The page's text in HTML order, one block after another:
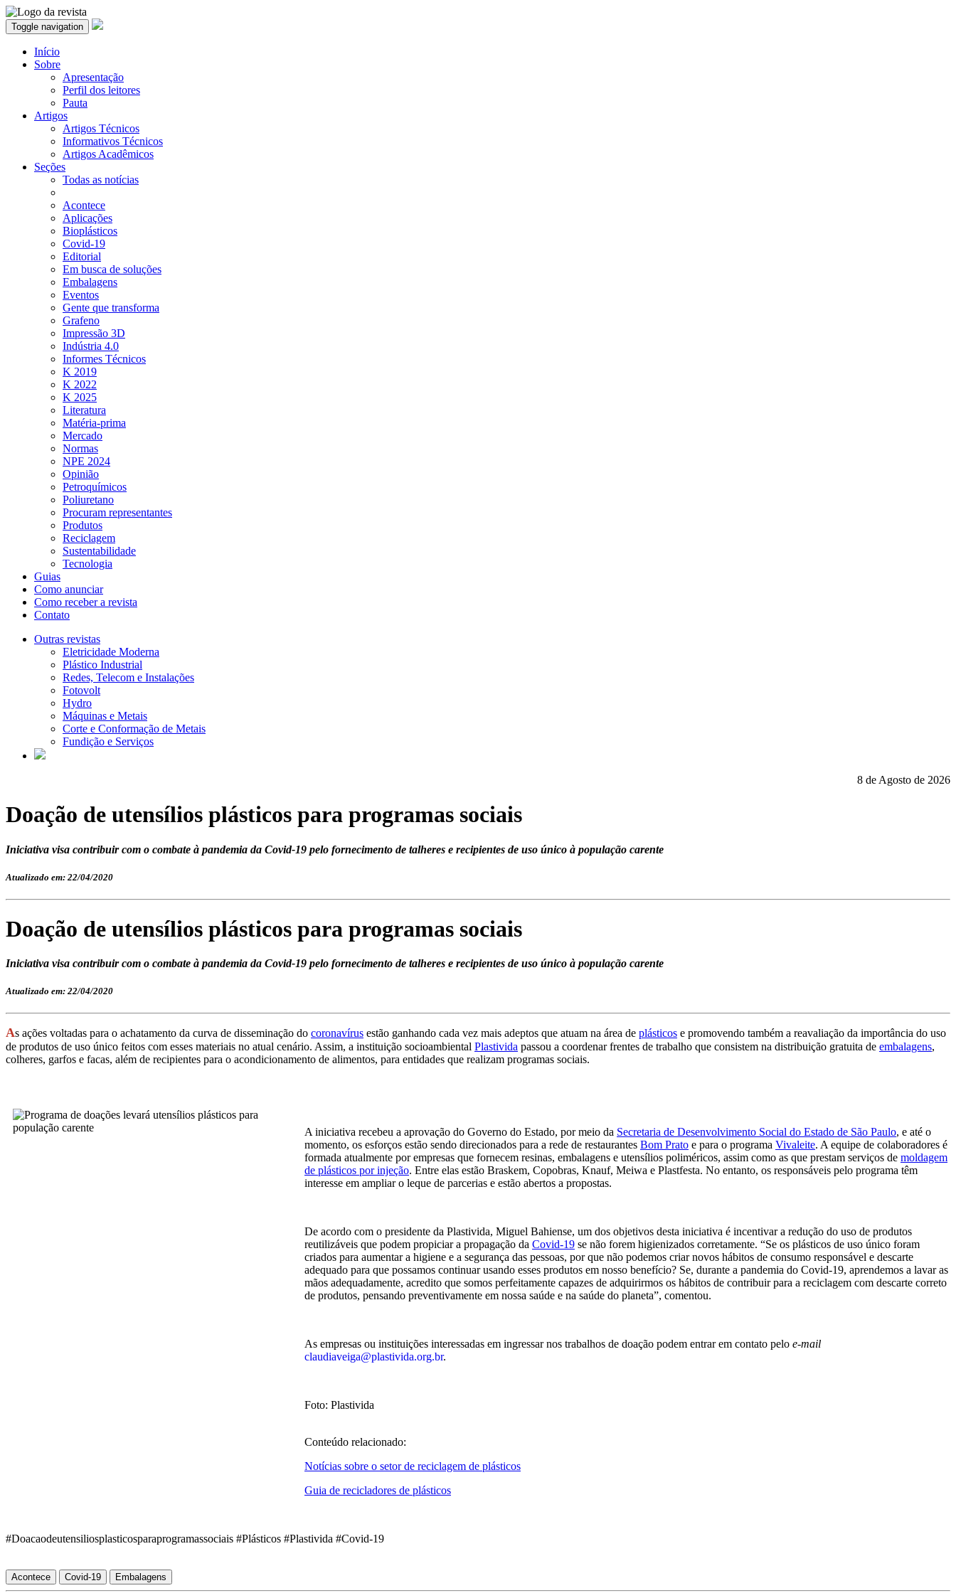
Toggle navigation
Início
Sobre
Apresentação
Perfil dos leitores
Pauta
Artigos
Artigos Técnicos
Informativos Técnicos
Artigos Acadêmicos
Seções
Todas as notícias
Acontece
Aplicações
Bioplásticos
Covid-19
Editorial
Em busca de soluções
Embalagens
Eventos
Gente que transforma
Grafeno
Impressão 3D
Indústria 4.0
Informes Técnicos
K 2019
K 2022
K 2025
Literatura
Matéria-prima
Mercado
Normas
NPE 2024
Opinião
Petroquímicos
Poliuretano
Procuram representantes
Produtos
Reciclagem
Sustentabilidade
Tecnologia
Guias
Como anunciar
Como receber a revista
Contato
Outras revistas
Eletricidade Moderna
Plástico Industrial
Redes, Telecom e Instalações
Fotovolt
Hydro
Máquinas e Metais
Corte e Conformação de Metais
Fundição e Serviços
8 de Agosto de 2026
Doação de utensílios plásticos para programas sociais
Iniciativa visa contribuir com o combate à pandemia da Covid-19 pelo fornecimento de talheres e recipientes de uso único à população carente
Atualizado em: 22/04/2020
Doação de utensílios plásticos para programas sociais
Iniciativa visa contribuir com o combate à pandemia da Covid-19 pelo fornecimento de talheres e recipientes de uso único à população carente
Atualizado em: 22/04/2020
As ações voltadas para o achatamento da curva de disseminação do coronavírus estão ganhando cada vez mais adeptos que atuam na área de plásticos e promovendo também a reavaliação da importância do uso
de produtos de uso único feitos com esses materiais no atual cenário. Assim, a instituição socioambiental Plastivida passou a coordenar frentes de trabalho que consistem na distribuição gratuita de embalagens,
colheres, garfos e facas, além de recipientes para o acondicionamento de alimentos, para entidades que realizam programas sociais.
A iniciativa recebeu a aprovação do Governo do Estado, por meio da Secretaria de Desenvolvimento Social do Estado de São Paulo, e até o
momento, os esforços estão sendo direcionados para a rede de restaurantes Bom Prato e para o programa Vivaleite. A equipe de colaboradores é
formada atualmente por empresas que fornecem resinas, embalagens e utensílios poliméricos, assim como as que prestam serviços de moldagem
de plásticos por injeção. Entre elas estão Braskem, Copobras, Knauf, Meiwa e Plastfesta. No entanto, os responsáveis pelo programa têm
interesse em ampliar o leque de parcerias e estão abertos a propostas.
De acordo com o presidente da Plastivida, Miguel Bahiense, um dos objetivos desta iniciativa é incentivar a redução do uso de produtos
reutilizáveis que podem propiciar a propagação da Covid-19 se não forem higienizados corretamente. “Se os plásticos de uso único foram
criados para aumentar a higiene e a segurança das pessoas, por que não podemos criar novos hábitos de consumo responsável e descarte
adequado para que possamos continuar usando esses produtos em nosso benefício? Se, durante a pandemia do Covid-19, aprendemos a lavar as
mãos adequadamente, acredito que somos perfeitamente capazes de adquirirmos os hábitos de contribuir para a reciclagem com descarte correto
de produtos, pensando preventivamente em nossa saúde e na saúde do planeta”, comentou.
As empresas ou instituições interessadas em ingressar nos trabalhos de doação podem entrar em contato pelo e-mail
claudiaveiga@plastivida.org.br.
Foto: Plastivida
Conteúdo relacionado:
Notícias sobre o setor de reciclagem de plásticos
Guia de recicladores de plásticos
#Doacaodeutensiliosplasticosparaprogramassociais #Plásticos #Plastivida #Covid-19
Acontece Covid-19 Embalagens